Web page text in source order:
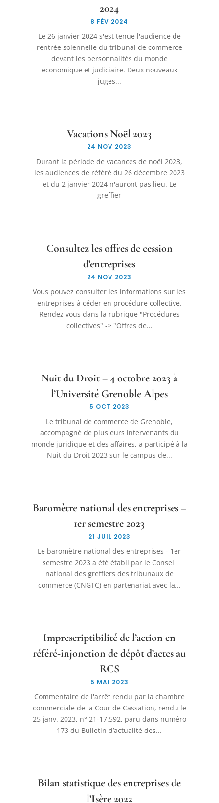
2024
8 FÉV 2024
Le 26 janvier 2024 s'est tenue l'audience de
rentrée solennelle du tribunal de commerce
devant les personnalités du monde
économique et judiciaire. Deux nouveaux
juges...
Vacations Noël 2023
24 NOV 2023
Durant la période de vacances de noël 2023,
les audiences de référé du 26 décembre 2023
et du 2 janvier 2024 n'auront pas lieu. Le
greffier
Consultez les offres de cession
d’entreprises
24 NOV 2023
Vous pouvez consulter les informations sur les
entreprises à céder en procédure collective.
Rendez vous dans la rubrique "Procédures
collectives" -> "Offres de...
Nuit du Droit – 4 octobre 2023 à
l’Université Grenoble Alpes
5 OCT 2023
Le tribunal de commerce de Grenoble,
accompagné de plusieurs intervenants du
monde juridique et des affaires, a participé à la
Nuit du Droit 2023 sur le campus de...
Baromètre national des entreprises –
1er semestre 2023
21 JUIL 2023
Le baromètre national des entreprises - 1er
semestre 2023 a été établi par le Conseil
national des greffiers des tribunaux de
commerce (CNGTC) en partenariat avec la...
Imprescriptibilité de l’action en
référé-injonction de dépôt d’actes au
RCS
5 MAI 2023
Commentaire de l'arrêt rendu par la chambre
commerciale de la Cour de Cassation, rendu le
25 janv. 2023, n° 21-17.592, paru dans numéro
173 du Bulletin d’actualité des...
Bilan statistique des entreprises de
l’Isère 2022